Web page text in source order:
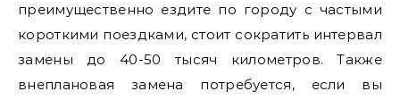
преимущественно ездите по городу с частыми
короткими поездками, стоит сократить интервал
замены до 40-50 тысяч километров. Также
внеплановая замена потребуется, если вы